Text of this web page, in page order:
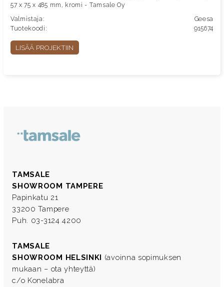
57 x 75 x 485 mm, kromi - Tamsale Oy
Valmistaja:
Geesa
Tuotekoodi:
915674
LISÄÄ PROJEKTIIN
TAMSALE
SHOWROOM TAMPERE
Papinkatu 21
33200 Tampere
Puh. 03-3124 4200
TAMSALE
SHOWROOM HELSINKI (avoinna sopimuksen
mukaan – ota yhteyttä)
c/o Konelabra